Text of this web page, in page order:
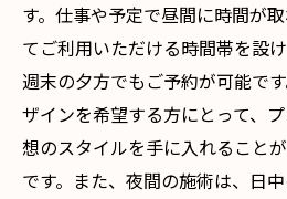
す。仕事や予定で昼間に時間が
てご利用いただける時間帯を設
週末の夕方でもご予約が可能で
ザインを希望する方にとって、
想のスタイルを手に入れること
です。また、夜間の施術は、日